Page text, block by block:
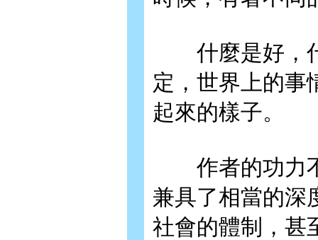
什麼是好，什
定，世界上的事
起來的樣子。
作者的功力不
兼具了相當的深
社會的體制，甚